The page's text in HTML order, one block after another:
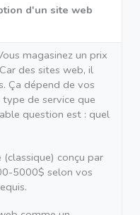
d'un site web
magasinez un prix
des sites web, il
Ça dépend de vos
de service que
question est : quel
conçu par
5000$ selon vos